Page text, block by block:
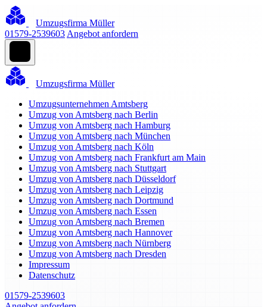
Umzugsfirma Müller
01579-2539603 Angebot anfordern
Umzugsfirma Müller
Umzugsunternehmen Amtsberg
Umzug von Amtsberg nach Berlin
Umzug von Amtsberg nach Hamburg
Umzug von Amtsberg nach München
Umzug von Amtsberg nach Köln
Umzug von Amtsberg nach Frankfurt am Main
Umzug von Amtsberg nach Stuttgart
Umzug von Amtsberg nach Düsseldorf
Umzug von Amtsberg nach Leipzig
Umzug von Amtsberg nach Dortmund
Umzug von Amtsberg nach Essen
Umzug von Amtsberg nach Bremen
Umzug von Amtsberg nach Hannover
Umzug von Amtsberg nach Nürnberg
Umzug von Amtsberg nach Dresden
Impressum
Datenschutz
01579-2539603